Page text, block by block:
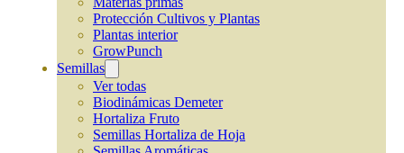
Protección Cultivos y Plantas
Plantas interior
GrowPunch
Semillas
Ver todas
Biodinámicas Demeter
Hortaliza Fruto
Semillas Hortaliza de Hoja